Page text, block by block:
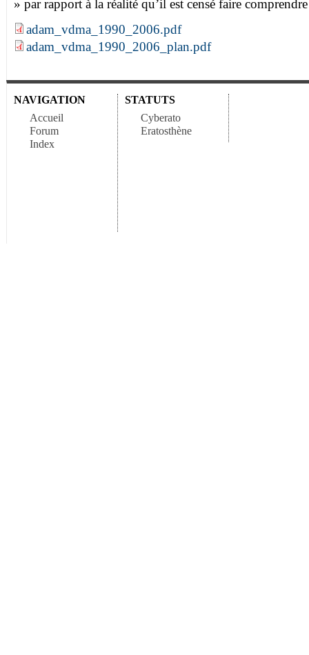
» par rapport à la réalité qu’il est censé faire
adam_vdma_1990_2006.pdf
adam_vdma_1990_2006_plan.pdf
NAVIGATION
Accueil
Forum
Index
STATUTS
Cyberato
Eratosthène